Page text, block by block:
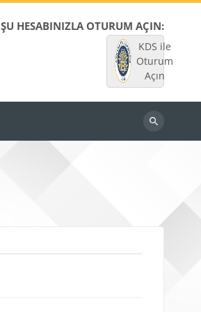
ŞU HESABINIZLA OTURUM AÇIN:
KDS ile
Oturum
Açın
Dersleri